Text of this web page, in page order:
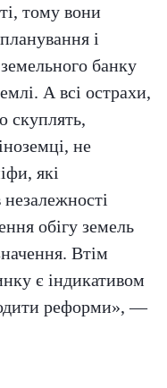
тому вони
і
банку
А всі острахи,
скуплять,
не
які
обігу земель
Втім
є індикативом
реформи», —